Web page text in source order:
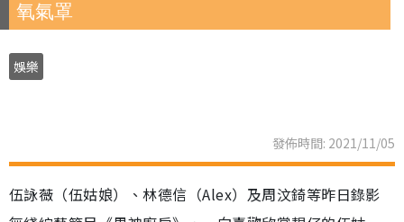
氧氣罩
娛樂
發佈時間: 2021/11/05
伍詠薇（伍姑娘）、林德信（Alex）及周汶錡等昨日錄影